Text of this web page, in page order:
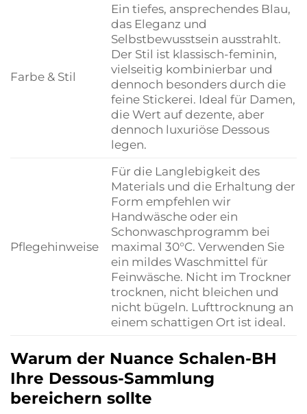
Farbe & Stil
Ein tiefes, ansprechendes Blau,
das Eleganz und
Selbstbewusstsein ausstrahlt.
Der Stil ist klassisch-feminin,
vielseitig kombinierbar und
dennoch besonders durch die
feine Stickerei. Ideal für Damen,
die Wert auf dezente, aber
dennoch luxuriöse Dessous
legen.
Pflegehinweise
Für die Langlebigkeit des
Materials und die Erhaltung der
Form empfehlen wir
Handwäsche oder ein
Schonwaschprogramm bei
maximal 30°C. Verwenden Sie
ein mildes Waschmittel für
Feinwäsche. Nicht im Trockner
trocknen, nicht bleichen und
nicht bügeln. Lufttrocknung an
einem schattigen Ort ist ideal.
Warum der Nuance Schalen-BH
Ihre Dessous-Sammlung
bereichern sollte